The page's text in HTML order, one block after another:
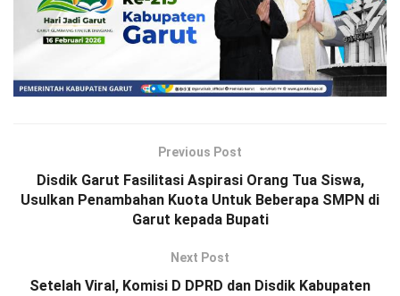
Previous Post
Disdik Garut Fasilitasi Aspirasi Orang Tua Siswa,
Usulkan Penambahan Kuota Untuk Beberapa SMPN di
Garut kepada Bupati
Next Post
Setelah Viral, Komisi D DPRD dan Disdik Kabupaten